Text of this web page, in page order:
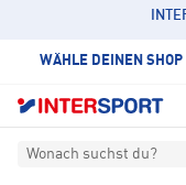
WÄHLE DEINEN SHOP
Wonach suchst du?